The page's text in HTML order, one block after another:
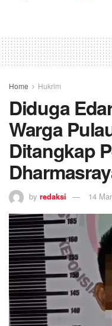
Home Hukrim
Diduga
Warga
Ditangkap
by redaksi 14